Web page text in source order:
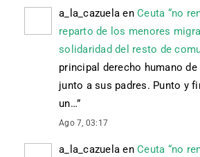
a_la_cazuela en Ceuta “no
reparto de los menores
solidaridad del resto de
principal derecho humano
junto a sus padres. Punto y
un…”
Ago 7, 03:17
a_la_cazuela en Ceuta “no